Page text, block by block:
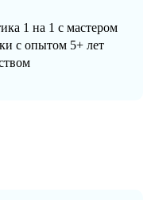
1 на 1 с мастером
с опытом 5+ лет